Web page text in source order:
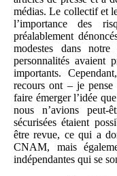
médias. Le collectif et
l’importance des
préalablement
modestes dans
personnalités avaient
importants.
recours ont – je
faire émerger l’idée
nous n’avions
sécurisées étaient
être revue, ce qui a
CNAM, mais
indépendantes qui se